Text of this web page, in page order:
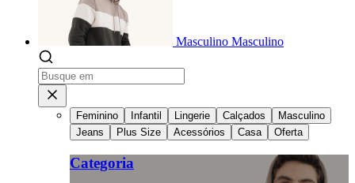
Masculino Masculino
Feminino Infantil Lingerie Calçados
Masculino
Jeans
Plus Size Acessórios Casa Oferta
Categoria